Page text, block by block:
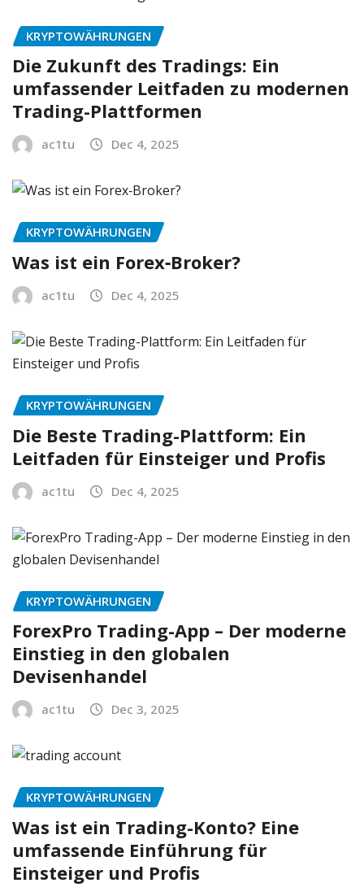
KRYPTOWÄHRUNGEN
Die Zukunft des Tradings: Ein
umfassender Leitfaden zu modernen
Trading-Plattformen
ac1tu Dec 4, 2025
KRYPTOWÄHRUNGEN
Was ist ein Forex‑Broker?
ac1tu Dec 4, 2025
KRYPTOWÄHRUNGEN
Die Beste Trading-Plattform: Ein
Leitfaden für Einsteiger und Profis
ac1tu Dec 4, 2025
KRYPTOWÄHRUNGEN
ForexPro Trading-App – Der moderne
Einstieg in den globalen
Devisenhandel
ac1tu Dec 3, 2025
KRYPTOWÄHRUNGEN
Was ist ein Trading-Konto? Eine
umfassende Einführung für
Einsteiger und Profis